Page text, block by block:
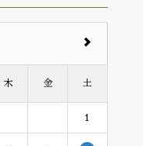
木 金 土
1